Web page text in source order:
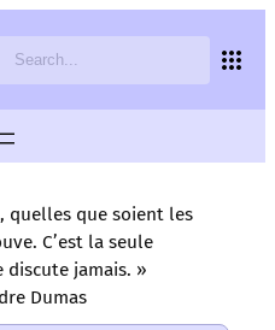
quelles que soient les
C’est la seule
discute jamais. »
Dumas